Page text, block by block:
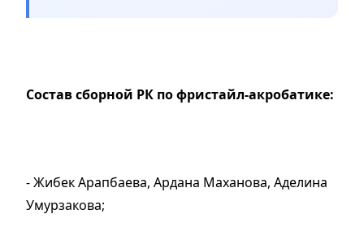
Состав сборной РК по фристайл-акробатике:
- Жибек Арапбаева, Ардана Маханова, Аделина
Умурзакова;